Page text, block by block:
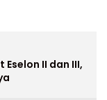
II dan III,